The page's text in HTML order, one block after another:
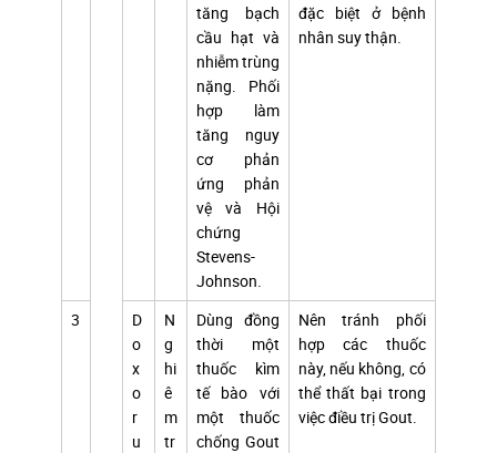
tăng bạch
cầu hạt và
nhiễm trùng
nặng. Phối
hợp làm
tăng nguy
cơ phản
ứng phản
vệ và Hội
chứng
Stevens-
Johnson.
đặc biệt ở bệnh
nhân suy thận.
3
D
o
x
o
r
u
N
g
hi
ê
m
tr
Dùng đồng
thời một
thuốc kìm
tế bào với
một thuốc
chống Gout
Nên tránh phối
hợp các thuốc
này, nếu không, có
thể thất bại trong
việc điều trị Gout.